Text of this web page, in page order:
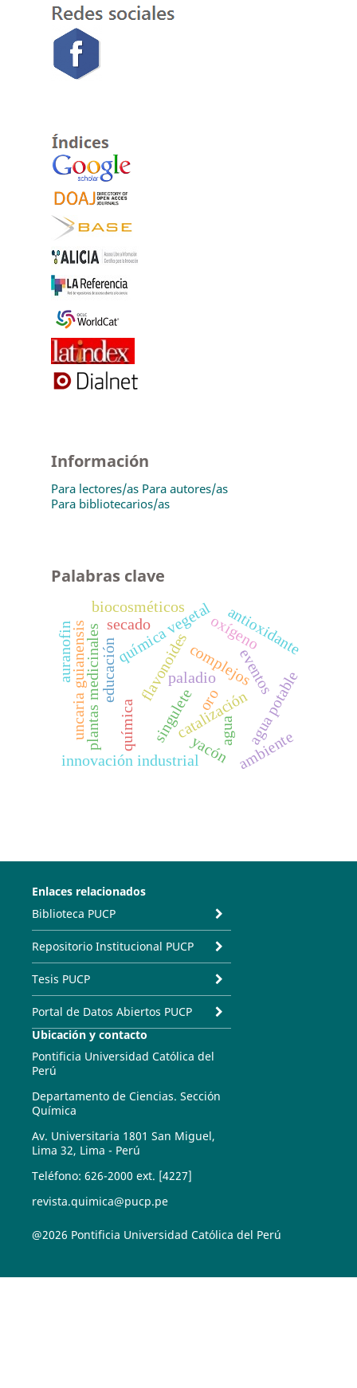
Información
Para lectores/as Para autores/as
Para bibliotecarios/as
Palabras clave
química
paladio
catalización
flavonoidescomplejos
innovación industrial
eventos
plantas medicinales química vegetal
agua potable
agua
secado oxígeno
singulete
yacón
antioxidante
biocosméticos
uncaria guianensis
ambiente
educación oro
auranofin
Enlaces relacionados
Biblioteca PUCP
Repositorio Institucional PUCP
Tesis PUCP
Portal de Datos Abiertos PUCP
Ubicación y contacto
Pontificia Universidad Católica del
Perú
Departamento de Ciencias. Sección
Química
Av. Universitaria 1801 San Miguel,
Lima 32, Lima - Perú
Teléfono: 626-2000 ext. [4227]
revista.quimica@pucp.pe
@2026 Pontificia Universidad Católica del Perú